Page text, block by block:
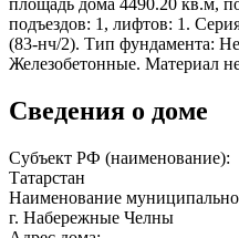
подъездов: 1, лифтов: 1.
(83-нч/2). Тип фундамента:
Железобетонные. Материал
Сведения о доме
Субъект РФ (наименование):
Татарстан
Наименование
г. Набережные Челны